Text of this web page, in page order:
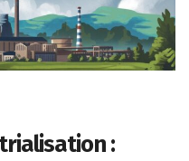
: